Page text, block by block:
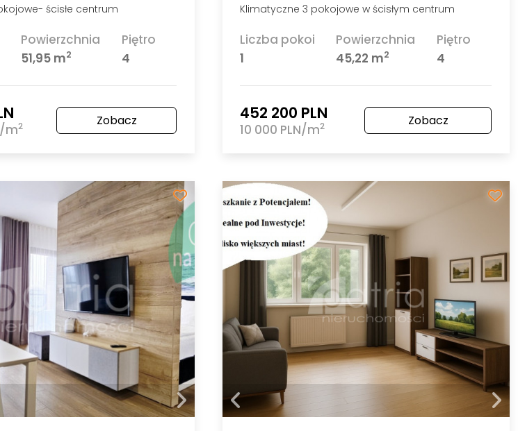
ścisłe centrum
Powierzchnia
51,95 m2
Piętro
4
m2 Zobacz
Klimatyczne 3 pokojowe w ścisłym centrum
Liczba pokoi
1
Powierzchnia
45,22 m2
Piętro
4
452 200 PLN
10 000 PLN/m2 Zobacz